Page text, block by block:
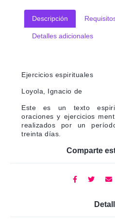
Descripción
Detalles adicionales
Ejercicios espirituales
Loyola, Ignacio de
Este es un texto
oraciones y ejercicios
realizados por un
treinta días.
Comparte